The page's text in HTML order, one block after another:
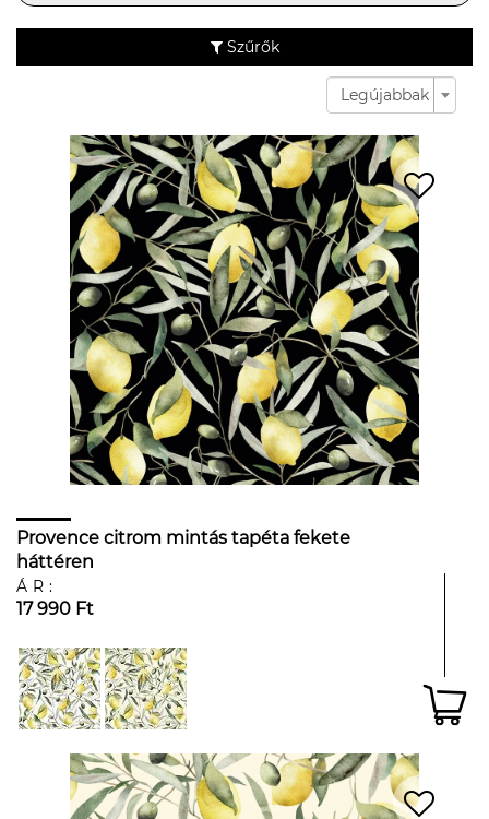
Szűrők
Legújabbak
Provence citrom mintás tapéta fekete
háttéren
ÁR:
17 990 Ft